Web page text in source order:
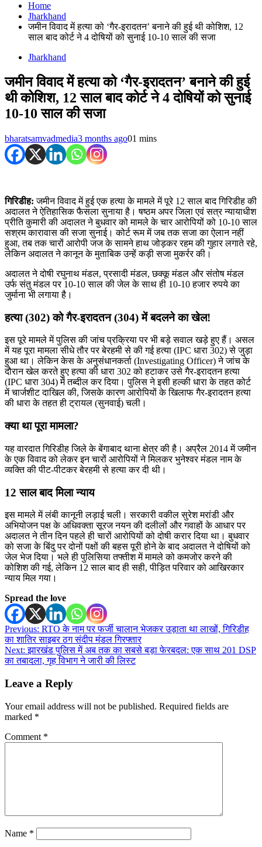
Home
Jharkhand
जमीन विवाद में हत्या को ‘गैर-इरादतन’ बनाने की हुई थी कोशिश, 12
साल बाद कोर्ट ने 4 दोषियों को सुनाई 10-10 साल की सजा
Jharkhand
जमीन विवाद में हत्या को ‘गैर-इरादतन’ बनाने की हुई
थी कोशिश, 12 साल बाद कोर्ट ने 4 दोषियों को सुनाई
10-10 साल की सजा
bharatsamvadmedia3 months ago01 mins
गिरिडीह: जमीन विवाद में हुई एक हत्या के मामले में पूरे 12 साल बाद गिरिडीह की
अदालत ने ऐतिहासिक फैसला सुनाया है। षष्ठम अपर जिला एवं सत्र न्यायाधीश
प्रीति कुमारी की अदालत ने बुधवार को मामले के चार आरोपियों को 10-10 साल
सश्रम कारावास की सजा सुनाई। कोर्ट रूम में जब तक सजा का ऐलान नहीं
हुआ, तब तक चारों आरोपी जज के सामने हाथ जोड़कर रहम की गुहार लगाते रहे,
लेकिन अदालत ने कानून के मुताबिक उन्हें कड़ी सजा मुकर्रर की।
अदालत ने दोषी रघुनाथ मंडल, प्रसादी मंडल, छक्कू मंडल और संतोष मंडल
उर्फ संतु मंडल पर 10-10 साल की जेल के साथ ही 10-10 हजार रुपये का
जुर्माना भी लगाया है।
हत्या (302) को गैर-इरादतन (304) में बदलने का खेल!
इस पूरे मामले में पुलिस की जांच प्रक्रिया पर भी बड़े सवाल खड़े हुए हैं। असल
में यह पूरा मामला सीधे तौर पर बेरहमी से की गई हत्या (IPC धारा 302) से जुड़ा
हुआ था। लेकिन केस के अनुसंधानकर्ता (Investigating Officer) ने जांच के
दौरान खेल करते हुए हत्या की धारा 302 को हटाकर उसे गैर-इरादतन हत्या
(IPC धारा 304) में तब्दील कर दिया। पुलिस ने इसी हल्की धारा के तहत कोर्ट
में चार्जशीट दाखिल की, जिसके कारण आरोपियों के खिलाफ गैर-इरादतन हत्या
की धारा के तहत ही ट्रायल (सुनवाई) चली।
क्या था पूरा मामला?
यह वारदात गिरिडीह जिले के बेंगाबाद थाना क्षेत्र की है। अप्रैल 2014 में जमीन
के एक विवाद को लेकर इन चारों आरोपियों ने मिलकर भुनेश्वर मंडल नाम के
व्यक्ति की पीट-पीटकर बेरहमी से हत्या कर दी थी।
12 साल बाद मिला न्याय
इस मामले में लंबी कानूनी लड़ाई चली। सरकारी वकील सुरेश मरांडी और
अभियोजन पक्ष के अधिवक्ता सूरज नयन की दलीलों और गवाहों के आधार पर
अदालत ने तीन दिन पहले ही चारों आरोपियों को दोषी करार दिया था। बुधवार
को सजा के बिंदु पर दोनों पक्षों की बहस पूरी होने के बाद अदालत ने दोषियों को
जेल भेज दिया। भले ही पुलिसिया तफ्तीश में मामले को कमजोर करने की
कोशिश की गई, लेकिन 12 साल बाद ही सही, पीड़ित परिवार को आखिरकार
न्याय मिल गया।
Spread the love
Post
navigation
Previous: RTO के नाम पर फर्जी चालान भेजकर उड़ाता था लाखों, गिरिडीह
का शातिर साइबर ठग संदीप मंडल गिरफ्तार
Next: झारखंड पुलिस में अब तक का सबसे बड़ा फेरबदल: एक साथ 201 DSP
का तबादला, गृह विभाग ने जारी की लिस्ट
Leave a Reply
Your email address will not be published. Required fields are
marked *
Comment *
Name *